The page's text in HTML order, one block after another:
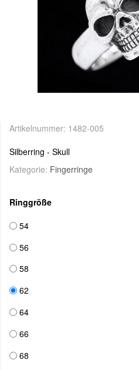
Artikelnummer: 1482-005
Silberring - Skull
Kategorie: Fingerringe
Ringgröße
54
56
58
62
64
66
68